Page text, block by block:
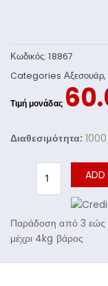
Κωδικός:18867
Categories Αξεσουάρ,
Διαθεσιμότητα:
Παράδοση από 3 εώς
μέχρι 4kg βάρος